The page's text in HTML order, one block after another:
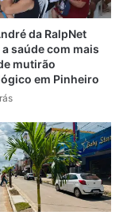
da RalpNet
saúde com mais
mutirão
em Pinheiro